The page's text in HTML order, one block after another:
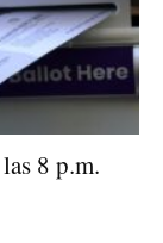
8 p.m.